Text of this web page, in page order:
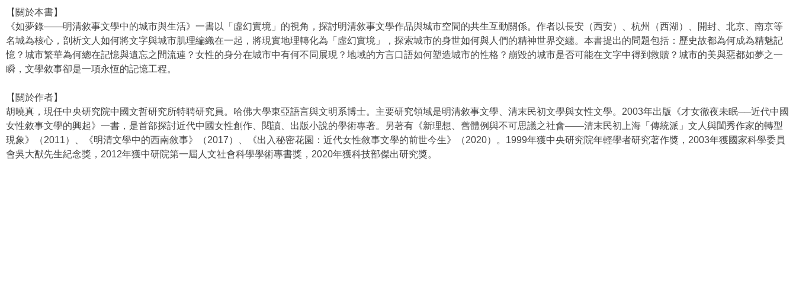
【關於本書】
《如夢錄——明清敘事文學中的城市與生活》一書以「虛幻實境」的視角，探討明清敘事文學作品與城市空間的共生互動關係。作者以長安（西安）、杭州（西湖）、開封、北京、南京等
名城為核心，剖析文人如何將文字與城市肌理編織在一起，將現實地理轉化為「虛幻實境」，探索城市的身世如何與人們的精神世界交纏。本書提出的問題包括：歷史故都為何成為精魅記
憶？城市繁華為何總在記憶與遺忘之間流連？女性的身分在城市中有何不同展現？地域的方言口語如何塑造城市的性格？崩毀的城市是否可能在文字中得到救贖？城市的美與惡都如夢之一
瞬，文學敘事卻是一項永恆的記憶工程。
【關於作者】
胡曉真，現任中央研究院中國文哲研究所特聘研究員。哈佛大學東亞語言與文明系博士。主要研究領域是明清敘事文學、清末民初文學與女性文學。2003年出版《才女徹夜未眠──近代中國
女性敘事文學的興起》一書，是首部探討近代中國女性創作、閱讀、出版小說的學術專著。另著有《新理想、舊體例與不可思議之社會——清末民初上海「傳統派」文人與閨秀作家的轉型
現象》（2011）、《明清文學中的西南敘事》（2017）、《出入秘密花園：近代女性敘事文學的前世今生》（2020）。1999年獲中央研究院年輕學者研究著作獎，2003年獲國家科學委員
會吳大猷先生紀念獎，2012年獲中研院第一屆人文社會科學學術專書獎，2020年獲科技部傑出研究獎。